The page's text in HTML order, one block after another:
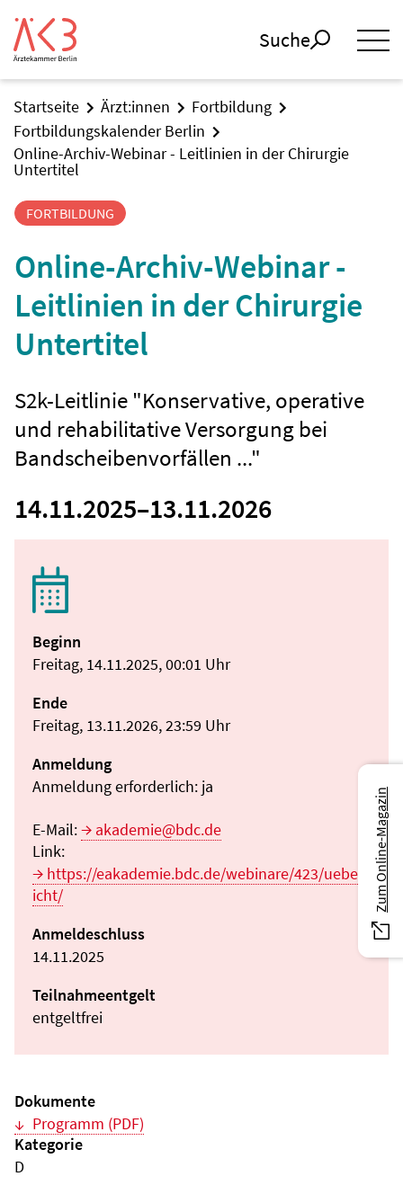
Suche
Startseite Ärzt:innen
Fortbildung
Fortbildungskalender Berlin
Online-Archiv-Webinar - Leitlinien in der Chirurgie
Untertitel
FORTBILDUNG
Online-Archiv-Webinar -
Leitlinien in der Chirurgie
Untertitel
S2k-Leitlinie "Konservative, operative
und rehabilitative Versorgung bei
Bandscheibenvorfällen ..."
14.11.2025–13.11.2026
Beginn
Freitag, 14.11.2025, 00:01 Uhr
Ende
Freitag, 13.11.2026, 23:59 Uhr
Anmeldung
Anmeldung erforderlich: ja
E-Mail:
akademie@bdc.de
Link:
https://eakademie.bdc.de/webinare/423/uebers
icht/
Anmeldeschluss
14.11.2025
Teilnahmeentgelt
entgeltfrei
Dokumente
Programm (PDF)
Kategorie
D
Zum Online-Magazin